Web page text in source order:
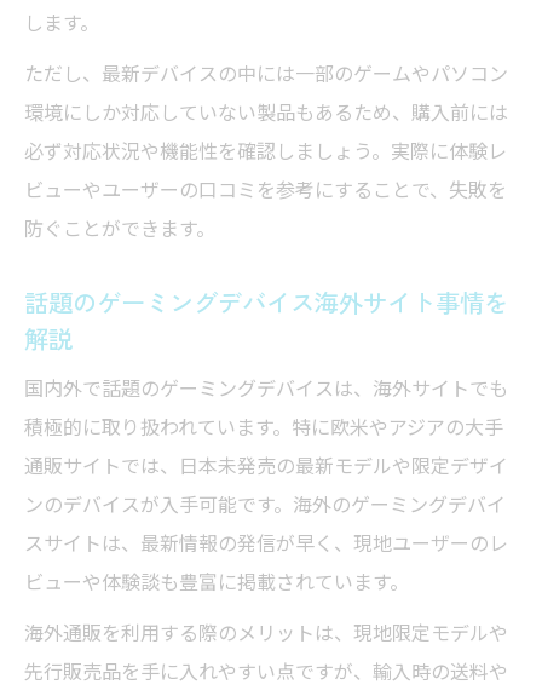
します。
ただし、最新デバイスの中には一部のゲームやパソコン
環境にしか対応していない製品もあるため、購入前には
必ず対応状況や機能性を確認しましょう。実際に体験レ
ビューやユーザーの口コミを参考にすることで、失敗を
防ぐことができます。
話題のゲーミングデバイス海外サイト事情を
解説
国内外で話題のゲーミングデバイスは、海外サイトでも
積極的に取り扱われています。特に欧米やアジアの大手
通販サイトでは、日本未発売の最新モデルや限定デザイ
ンのデバイスが入手可能です。海外のゲーミングデバイ
スサイトは、最新情報の発信が早く、現地ユーザーのレ
ビューや体験談も豊富に掲載されています。
海外通販を利用する際のメリットは、現地限定モデルや
先行販売品を手に入れやすい点ですが、輸入時の送料や